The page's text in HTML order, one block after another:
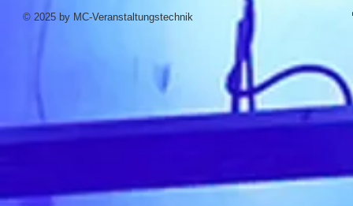
© 2025 by MC-Veranstaltungstechnik